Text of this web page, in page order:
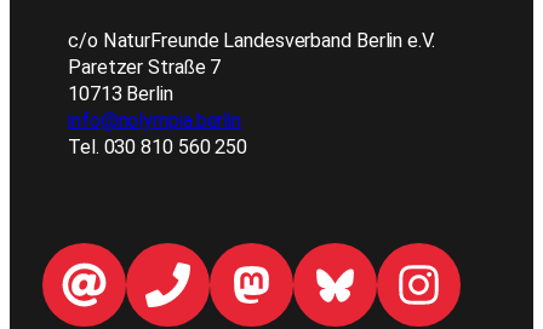
c/o NaturFreunde Landesverband Berlin e.V.
Paretzer Straße 7
10713 Berlin
info@nolympia.berlin
Tel. 030 810 560 250